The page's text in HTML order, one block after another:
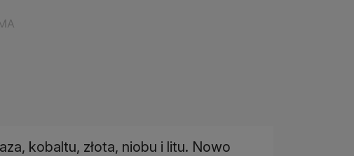
kobaltu, złota, niobu i litu. Nowo